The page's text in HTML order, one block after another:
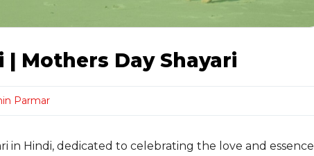
| Mothers Day Shayari
Parmar
in Hindi, dedicated to celebrating the love and essence